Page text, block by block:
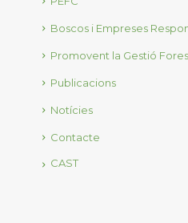
Boscos i Empreses
Promovent la Gestió
Publicacions
Notícies
Contacte
CAST